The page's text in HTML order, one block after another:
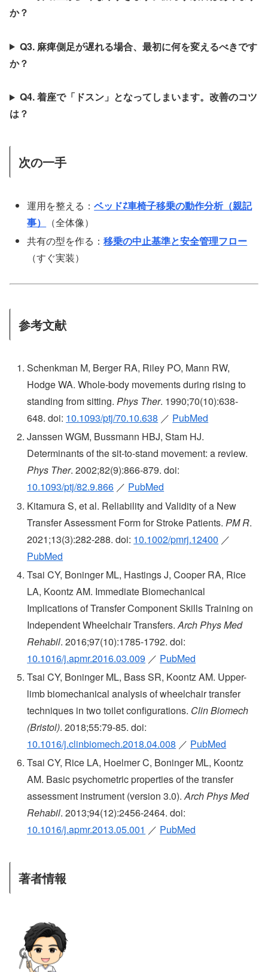
か？
Q3. 麻痺側足が遅れる場合、最初に何を変えるべきです
か？
Q4. 着座で「ドスン」となってしまいます。改善のコツ
は？
次の一手
運用を整える：ベッド⇄車椅子移乗の動作分析（親記
事）
（全体像）
共有の型を作る：移乗の中止基準と安全管理フロー
（すぐ実装）
参考文献
Schenkman M, Berger RA, Riley PO, Mann RW,
Hodge WA. Whole-body movements during rising to
standing from sitting.Phys Ther. 1990;70(10):638-
648. doi: 10.1093/ptj/70.10.638 ／ PubMed
Janssen WGM, Bussmann HBJ, Stam HJ.
Determinants of the sit-to-stand movement: a review.
Phys Ther. 2002;82(9):866-879. doi:
10.1093/ptj/82.9.866 ／ PubMed
Kitamura S, et al. Reliability and Validity of a New
Transfer Assessment Form for Stroke Patients. PM R.
2021;13(3):282-288. doi: 10.1002/pmrj.12400 ／
PubMed
Tsai CY, Boninger ML, Hastings J, Cooper RA, Rice
LA, Koontz AM. Immediate Biomechanical
Implications of Transfer Component Skills Training on
Independent Wheelchair Transfers.Arch Phys Med
Rehabil. 2016;97(10):1785-1792. doi:
10.1016/j.apmr.2016.03.009 ／ PubMed
Tsai CY, Boninger ML, Bass SR, Koontz AM. Upper-
limb biomechanical analysis of wheelchair transfer
techniques in two toilet configurations. Clin Biomech
(Bristol). 2018;55:79-85. doi:
10.1016/j.clinbiomech.2018.04.008 ／ PubMed
Tsai CY, Rice LA, Hoelmer C, Boninger ML, Koontz
AM. Basic psychometric properties of the transfer
assessment instrument (version 3.0).Arch Phys Med
Rehabil. 2013;94(12):2456-2464. doi:
10.1016/j.apmr.2013.05.001 ／ PubMed
著者情報